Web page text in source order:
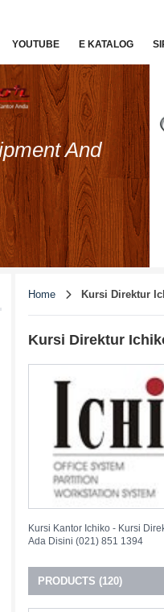
YOUTUBE E KATALOG
And
Home Kursi Direktur
Kursi Direktur
Kursi Kantor Ichiko - Kursi
Ada Disini (021) 851 1394
PRODUCTS (120)